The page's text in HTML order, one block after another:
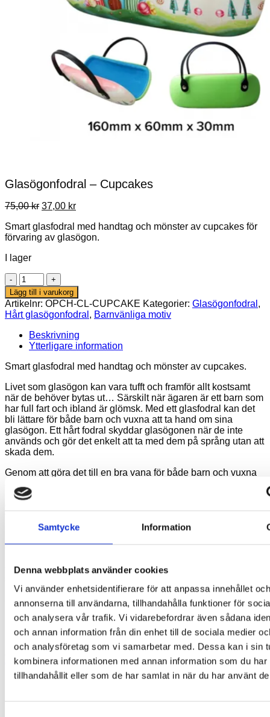
Samtycke Information
Denna webbplats använder cookies
Vi använder enhetsidentifierare för att anpassa innehållet och
annonserna till användarna, tillhandahålla funktioner för
och analysera vår trafik. Vi vidarebefordrar även sådana
och annan information från din enhet till de sociala medier
och analysföretag som vi samarbetar med. Dessa kan i sin
kombinera informationen med annan information som du har
tillhandahållit eller som de har samlat in när du har använt
Glasögonfodral – Cupcakes
75,00kr Det
priset
var:
37,00 krDet
priset
är:
Smart glasfodral med handtag och mönster av cupcakes för
förvaring av glasögon.
I lager
Glasögonfodral
–
Cupcakes
mängd
Lägg till i varukorg
Artikelnr: OPCH-CL-CUPCAKE Kategorier: Glasögonfodral ,
Hårt glasögonfodral , Barnvänliga motiv
Beskrivning
Ytterligare information
Smart glasfodral med handtag och mönster av cupcakes.
Livet som glasögon kan vara tufft och framför allt kostsamt
när de behöver bytas ut… Särskilt när ägaren är ett barn som
har full fart och ibland är glömsk. Med ett glasfodral kan det
bli lättare för både barn och vuxna att ta hand om sina
glasögon. Ett hårt fodral skyddar glasögonen när de inte
används och gör det enkelt att ta med dem på språng utan att
skada dem.
Genom att göra det till en bra vana för både barn och vuxna
hitta dem igen när de behövs. Dessutom skyddar fodralet
och det har en svart, repfri insida.
Glasfodralet passar de flesta barn- och vuxenglasögon,
solglasögon och läsglasögon.
Storlek på glasögonfodral:
Längd: 16 cm
Bredd: 6 cm
Höjd: 3 cm
Andra saker för glasögonen:Se våra snygga
glasögonhållareochglasögoncharms.